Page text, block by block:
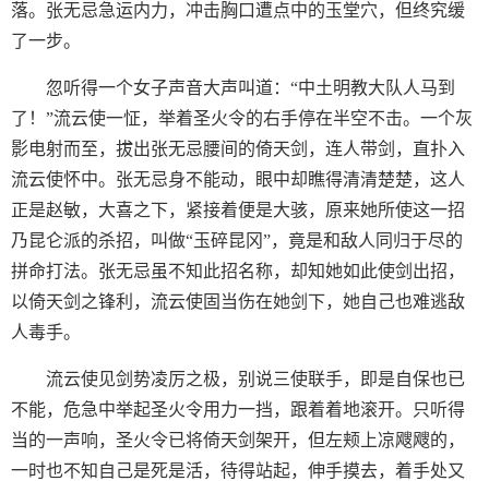
落。张无忌急运内力，冲击胸口遭点中的玉堂穴，但终究缓
了一步。
忽听得一个女子声音大声叫道：“中土明教大队人马到
了！”流云使一怔，举着圣火令的右手停在半空不击。一个灰
影电射而至，拔出张无忌腰间的倚天剑，连人带剑，直扑入
流云使怀中。张无忌身不能动，眼中却瞧得清清楚楚，这人
正是赵敏，大喜之下，紧接着便是大骇，原来她所使这一招
乃昆仑派的杀招，叫做“玉碎昆冈”，竟是和敌人同归于尽的
拼命打法。张无忌虽不知此招名称，却知她如此使剑出招，
以倚天剑之锋利，流云使固当伤在她剑下，她自己也难逃敌
人毒手。
流云使见剑势凌厉之极，别说三使联手，即是自保也已
不能，危急中举起圣火令用力一挡，跟着着地滚开。只听得
当的一声响，圣火令已将倚天剑架开，但左颊上凉飕飕的，
一时也不知自己是死是活，待得站起，伸手摸去，着手处又